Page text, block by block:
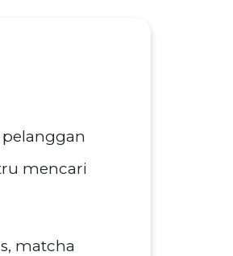
mencari
matcha